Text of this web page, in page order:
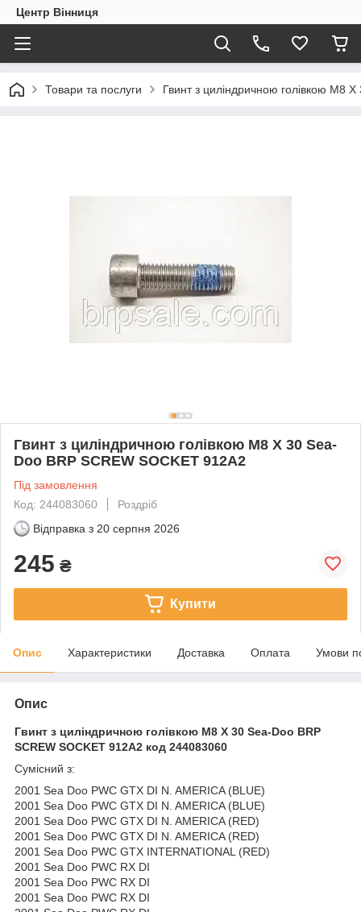
Центр Вінниця
Товари та послуги Гвинт з циліндричною голівкою M8
Гвинт з циліндричною голівкою M8 X 30 Sea-
Doo BRP SCREW SOCKET 912A2
Під замовлення
Код: 244083060
Роздріб
Відправка з 20 серпня 2026
245 ₴
Купити
Опис Характеристики Доставка Оплата Умови
Опис
Гвинт з циліндричною голівкою M8 X 30 Sea-Doo BRP
SCREW SOCKET 912A2 код 244083060
Сумісний з:
2001 Sea Doo PWC GTX DI N. AMERICA (BLUE)
2001 Sea Doo PWC GTX DI N. AMERICA (BLUE)
2001 Sea Doo PWC GTX DI N. AMERICA (RED)
2001 Sea Doo PWC GTX DI N. AMERICA (RED)
2001 Sea Doo PWC GTX INTERNATIONAL (RED)
2001 Sea Doo PWC RX DI
2001 Sea Doo PWC RX DI
2001 Sea Doo PWC RX DI